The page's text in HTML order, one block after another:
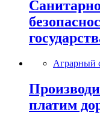
Аграрный
платим